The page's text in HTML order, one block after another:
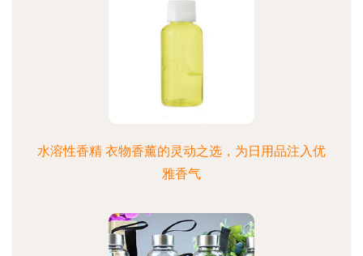
水溶性香精 衣物香薰的灵动之选，为日用品注入优
雅香气